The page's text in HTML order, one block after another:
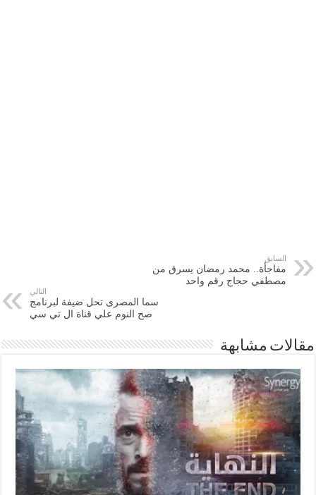
السابق
مفاجأة.. محمد رمضان يسرق من
مصطفي حجاج رقم واحد
التالي
سما المصرى تحل ضيفة لبرنامج
صح النوم علي قناة ال تي سي
مقالات مشابهة